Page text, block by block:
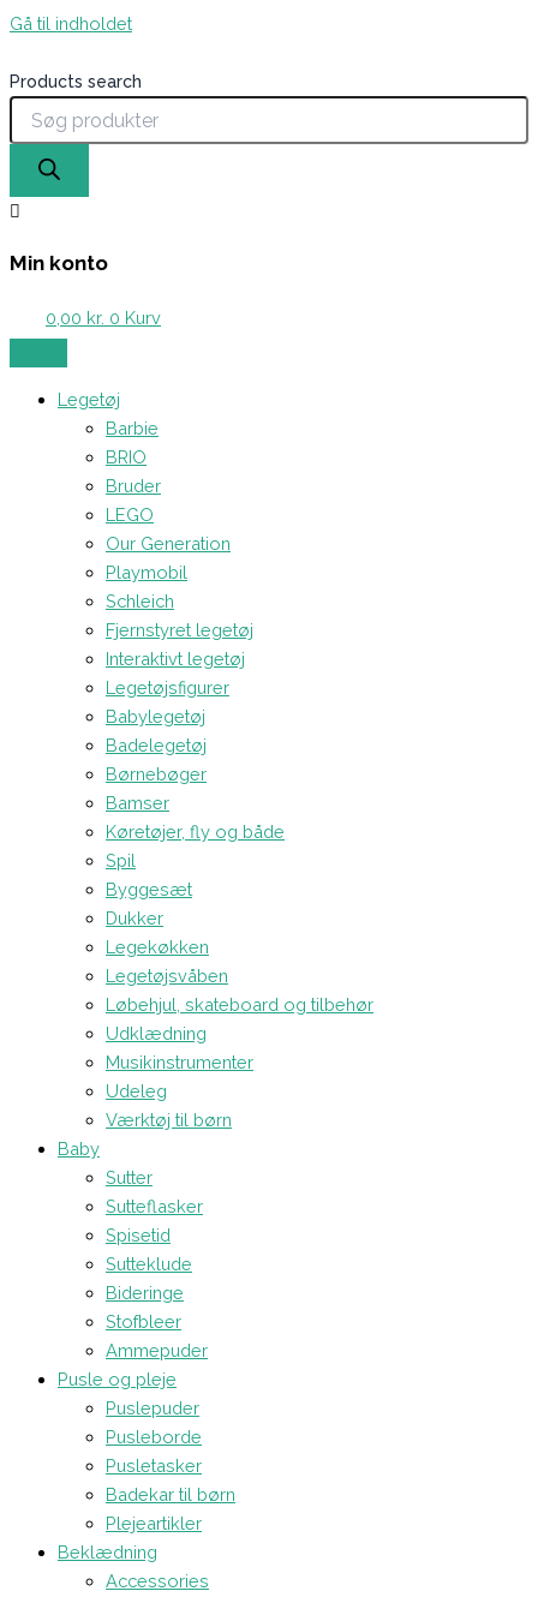
Gå til indholdet
Products search
Min konto
0,00 kr. 0 Kurv
Legetøj
Barbie
BRIO
Bruder
LEGO
Our Generation
Playmobil
Schleich
Fjernstyret legetøj
Interaktivt legetøj
Legetøjsfigurer
Babylegetøj
Badelegetøj
Børnebøger
Bamser
Køretøjer, fly og både
Spil
Byggesæt
Dukker
Legekøkken
Legetøjsvåben
Løbehjul, skateboard og tilbehør
Udklædning
Musikinstrumenter
Udeleg
Værktøj til børn
Baby
Sutter
Sutteflasker
Spisetid
Sutteklude
Bideringe
Stofbleer
Ammepuder
Pusle og pleje
Puslepuder
Pusleborde
Pusletasker
Badekar til børn
Plejeartikler
Beklædning
Accessories